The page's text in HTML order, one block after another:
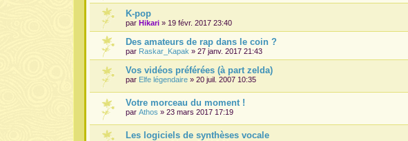
K-pop
par Hikari » 19 févr. 2017 23:40
Des amateurs de rap dans le coin ?
par Raskar_Kapak » 27 janv. 2017 21:43
Vos vidéos préférées (à part zelda)
par Elfe légendaire » 20 juil. 2007 10:35
Votre morceau du moment !
par Athos » 23 mars 2017 17:19
Les logiciels de synthèses vocale